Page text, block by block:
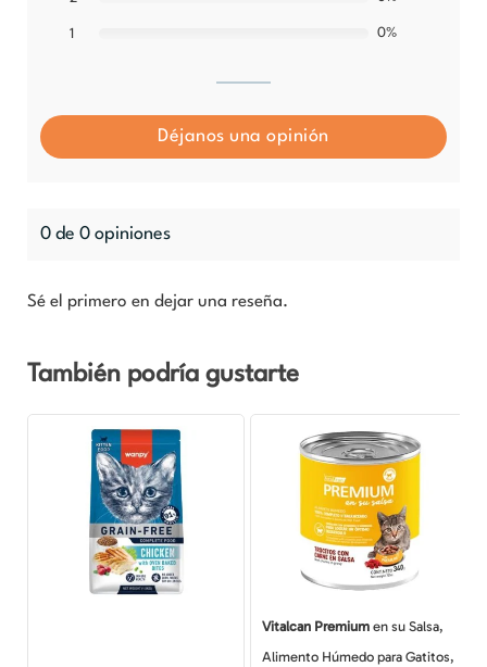
1 0%
Déjanos una opinión
0 de 0 opiniones
Sé el primero en dejar una reseña.
También podría gustarte
Vitalcan Premium en su Salsa,
Alimento Húmedo para Gatitos,